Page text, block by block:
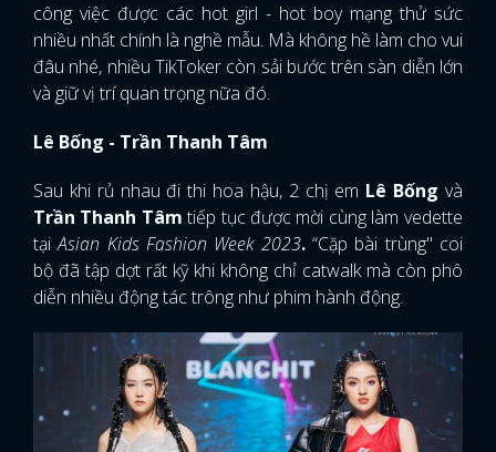
công việc được các hot girl - hot boy mạng thử sức
nhiều nhất chính là nghề mẫu. Mà không hề làm cho vui
đâu nhé, nhiều TikToker còn sải bước trên sàn diễn lớn
và giữ vị trí quan trọng nữa đó.
Lê Bống - Trần Thanh Tâm
Sau khi rủ nhau đi thi hoa hậu, 2 chị em Lê Bống và
Trần Thanh Tâm tiếp tục được mời cùng làm vedette
tạiAsian Kids Fashion Week 2023.“Cặp bài trùng" coi
bộ đã tập dợt rất kỹ khi không chỉ catwalk mà còn phô
diễn nhiều động tác trông như phim hành động.